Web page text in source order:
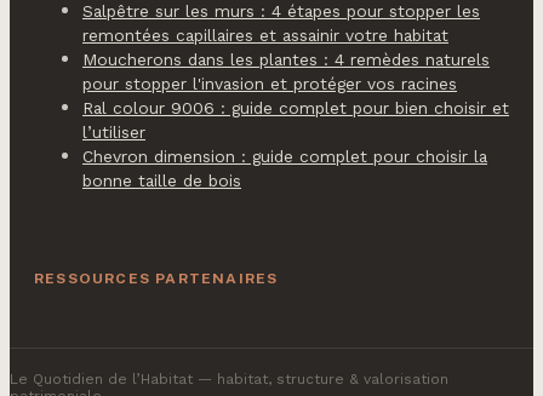
Salpêtre sur les murs : 4 étapes pour stopper les
remontées capillaires et assainir votre habitat
Moucherons dans les plantes : 4 remèdes naturels
pour stopper l'invasion et protéger vos racines
Ral colour 9006 : guide complet pour bien choisir et
l’utiliser
Chevron dimension : guide complet pour choisir la
bonne taille de bois
RESSOURCES PARTENAIRES
Le Quotidien de l’Habitat — habitat, structure & valorisation